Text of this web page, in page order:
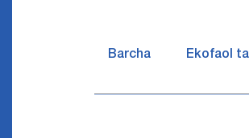
Barcha Ekofaol